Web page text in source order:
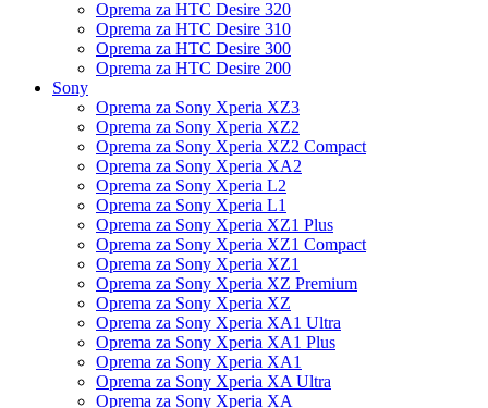
Oprema za HTC Desire 320
Oprema za HTC Desire 310
Oprema za HTC Desire 300
Oprema za HTC Desire 200
Sony
Oprema za Sony Xperia XZ3
Oprema za Sony Xperia XZ2
Oprema za Sony Xperia XZ2 Compact
Oprema za Sony Xperia XA2
Oprema za Sony Xperia L2
Oprema za Sony Xperia L1
Oprema za Sony Xperia XZ1 Plus
Oprema za Sony Xperia XZ1 Compact
Oprema za Sony Xperia XZ1
Oprema za Sony Xperia XZ Premium
Oprema za Sony Xperia XZ
Oprema za Sony Xperia XA1 Ultra
Oprema za Sony Xperia XA1 Plus
Oprema za Sony Xperia XA1
Oprema za Sony Xperia XA Ultra
Oprema za Sony Xperia XA